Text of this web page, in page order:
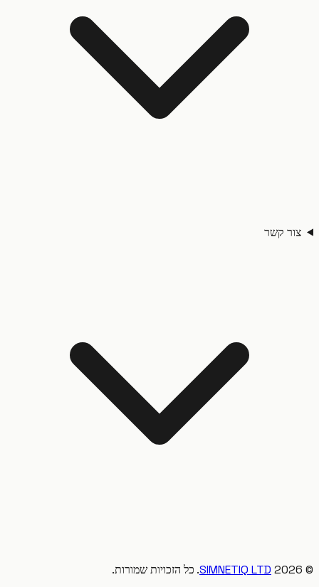
קשר
SIMNETIQ LTD. כל הזכויות שמורות.